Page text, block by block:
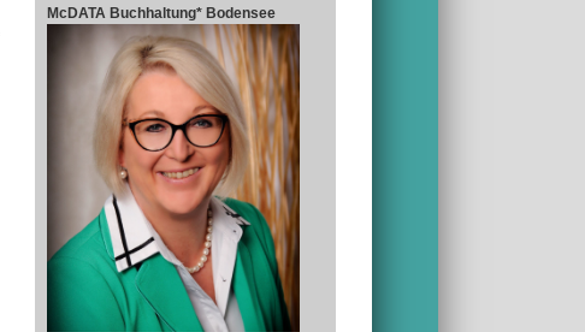
McDATA Buchhaltung* Bodensee